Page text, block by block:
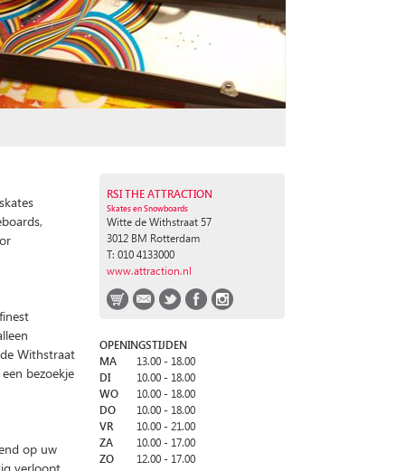
Withstraat
bezoekje
op uw
RSI THE ATTRACTION
Skates en Snowboards
Witte de Withstraat 57
3012 BM Rotterdam
T: 010 4133000
www.attraction.nl
OPENINGSTIJDEN
MA
13.00 - 18.00
DI
10.00 - 18.00
WO
10.00 - 18.00
DO
10.00 - 18.00
VR
10.00 - 21.00
ZA
10.00 - 17.00
ZO
12.00 - 17.00